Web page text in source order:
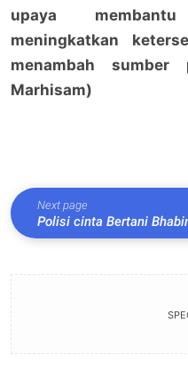
upaya
meningkatkan
menambah sumber
Marhisam)
Next page
Polisi cinta Bertani
sambangi Warga yang